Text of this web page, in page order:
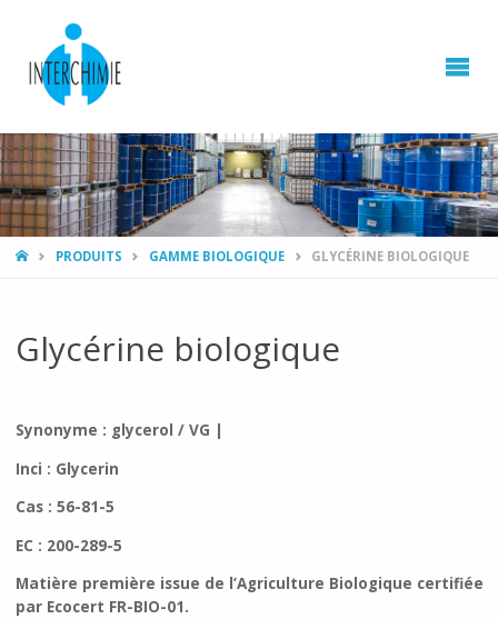
HOMEPRODUITS GAMME BIOLOGIQUE GLYCÉRINE BIOLOGIQUE
Glycérine biologique
Synonyme : glycerol / VG |
Inci : Glycerin
Cas : 56-81-5
EC : 200-289-5
Matière première issue de l’Agriculture Biologique certifiée
par Ecocert FR-BIO-01.